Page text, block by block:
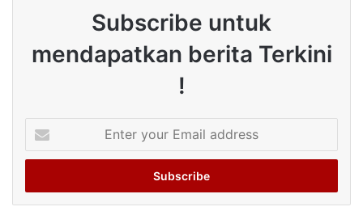
Subscribe untuk
mendapatkan berita Terkini
!
your
Email